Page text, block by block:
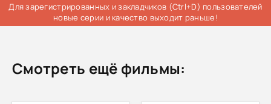
Для зарегистрированных и закладчиков (Ctrl+D) пользователей
новые серии и качество выходит раньше!
Смотреть ещё фильмы: